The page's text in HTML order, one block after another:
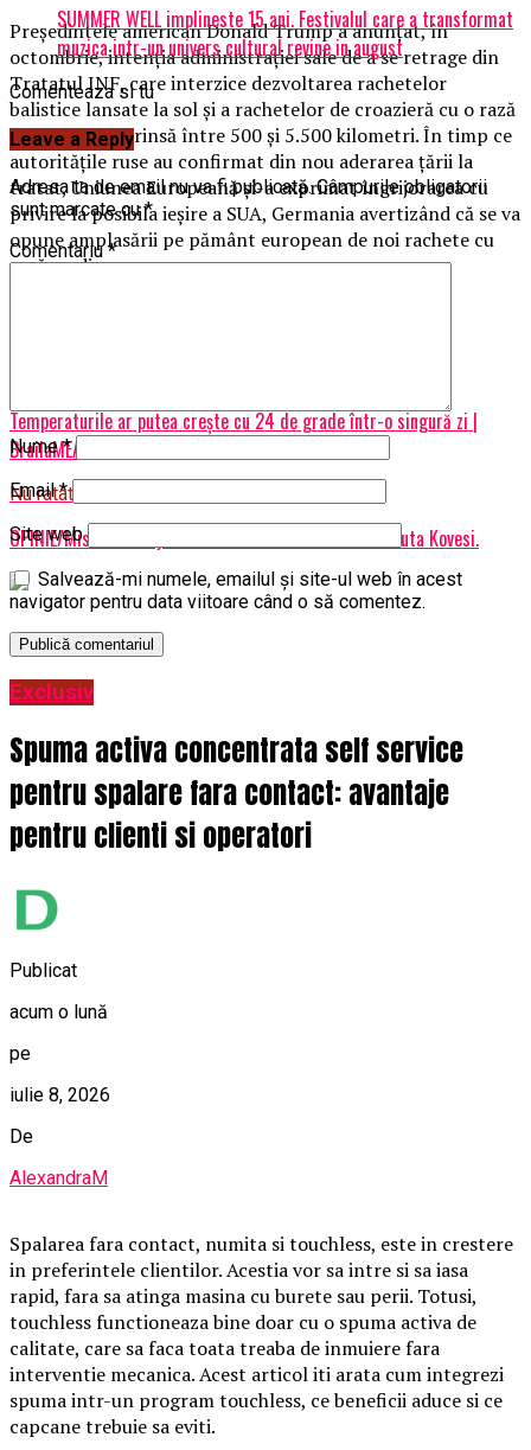
Președintele american Donald Trump a anunțat, în
octombrie, intenția administrației sale de a se retrage din
Tratatul INF, care interzice dezvoltarea rachetelor
balistice lansate la sol și a rachetelor de croazieră cu o rază
de acţiune cuprinsă între 500 și 5.500 kilometri. În timp ce
autoritățile ruse au confirmat din nou aderarea țării la
tratat, Uniunea Europeană și-a exprimat îngrijorarea cu
privire la posibila ieșire a SUA, Germania avertizând că se va
opune amplasării pe pământ european de noi rachete cu
rază medie.
Temperaturile ar putea crește cu 24 de grade într-o singură zi |
BrailaMEA
Nu ratati
OPINIE/Misterul din jurul sesizarii CEDO a Laurei Codruta Kovesi.
SUMMER WELL implineste 15 ani. Festivalul care a transformat
muzica intr-un univers cultural revine in august
Comenteaza si tu
Leave a Reply
Adresa ta de email nu va fi publicată. Câmpurile obligatorii
sunt marcate cu*
Comentariu*
Nume*
Email*
Site web
Salvează-mi numele, emailul și site-ul web în acest
navigator pentru data viitoare când o să comentez.
Exclusiv
Spuma activa concentrata self service
pentru spalare fara contact: avantaje
pentru clienti si operatori
Publicat
acum o lună
pe
iulie 8, 2026
De
AlexandraM
Spalarea fara contact, numita si touchless, este in crestere
in preferintele clientilor. Acestia vor sa intre si sa iasa
rapid, fara sa atinga masina cu burete sau perii. Totusi,
touchless functioneaza bine doar cu o spuma activa de
calitate, care sa faca toata treaba de inmuiere fara
interventie mecanica. Acest articol iti arata cum integrezi
spuma intr-un program touchless, ce beneficii aduce si ce
capcane trebuie sa eviti.